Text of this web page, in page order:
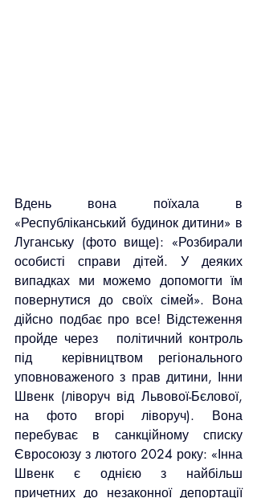
Вдень вона поїхала в
«Республіканський будинок дитини» в
Луганську (фото вище): «Розбирали
особисті справи дітей. У деяких
випадках ми можемо допомогти їм
повернутися до своїх сімей». Вона
дійсно подбає про все! Відстеження
пройде через   політичний контроль
під  керівництвом регіонального
уповноваженого з прав дитини, Інни
Швенк (ліворуч від Львової-Бєлової,
на фото вгорі ліворуч). Вона
перебуває в санкційному списку
Євросоюзу з лютого 2024 року: «Інна
Швенк є однією з найбільш
причетних до незаконної депортації